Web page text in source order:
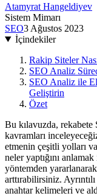
Atamyrat Hangeldiyev
Sistem Mimarı
SEO3 Ağustos 2023
İçindekiler
Rakip Siteler
SEO Analiz
SEO Analiz ile
Geliştirin
Özet
Bu kılavuzda,
kavramları
etmenin çeşitli yolları
neler yaptığını
yöntemden yararlanarak
arttırabilirsiniz.
anahtar kelimeleri ve